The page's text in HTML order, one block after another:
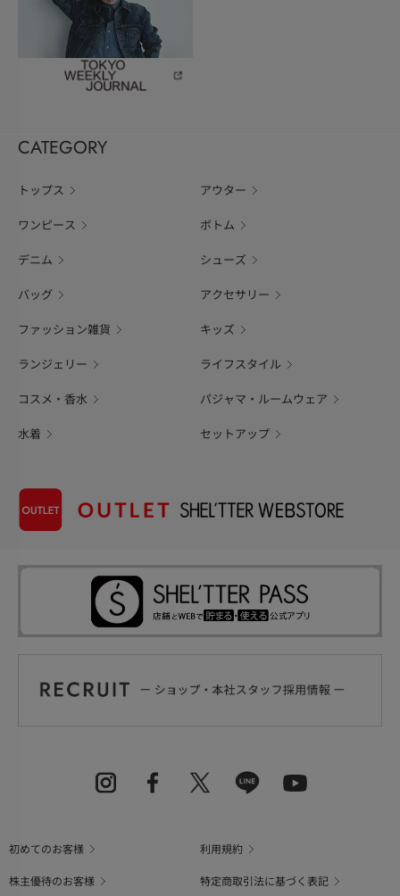
CATEGORY
トップス アウター
ワンピース ボトム
デニム シューズ
バッグ アクセサリー
ファッション雑貨 キッズ
ランジェリー ライフスタイル
コスメ・香水 パジャマ・ルームウェア
水着 セットアップ
初めてのお客様
利用規約
株主優待のお客様
特定商取引法に基づく表記